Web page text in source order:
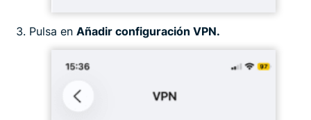
Pulsa en Añadir configuración VPN.